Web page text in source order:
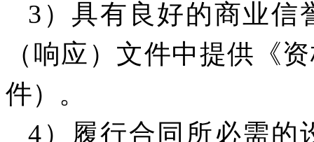
3）具有良好的商业信
（响应）文件中提供《
件）。
4）履行合同所必需的